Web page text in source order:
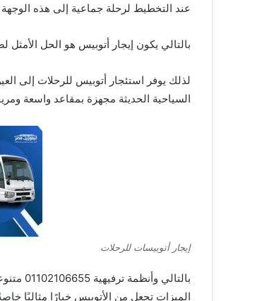
عند التخطيط لرحلة جماعية إلى هذه الوجهة
بالتالي يكون إيجار أتوبيس هو الحل
السياحية الحديثة مجهزة بمقاعد واسعة
إيجار أتوبيسات للرحلات
الميزات تجعل من الأتوبيس خيارًا مثاليًا